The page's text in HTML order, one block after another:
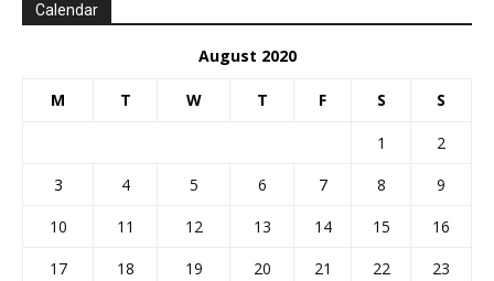
Calendar
August 2020
M T W T F S S
1
2
3
4 5 6 7 8
9
10
11 12 13 14 15
16
17
18 19 20 21 22
23